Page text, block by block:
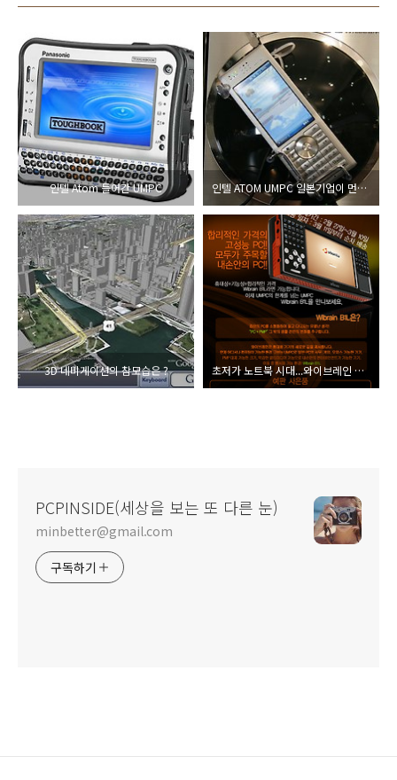
인텔 Atom 들어간 UMPC 인텔 ATOM UMPC 일본기업이 먼저 ?
3D 네비게이션의 참모습은 ? 초저가 노트북 시대...와이브레인 리눅스 버전 B1L 예약판매 실시
PCPINSIDE(세상을 보는 또 다른 눈)
minbetter@gmail.com
구독하기